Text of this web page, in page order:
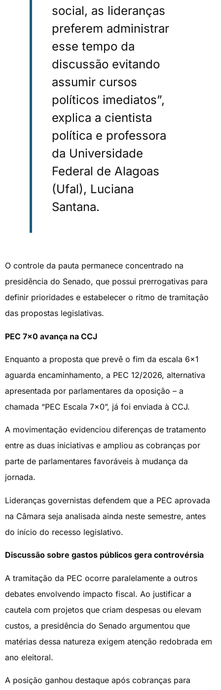
social, as lideranças
preferem administrar
esse tempo da
discussão evitando
assumir cursos
políticos imediatos”,
explica a cientista
política e professora
da Universidade
Federal de Alagoas
(Ufal), Luciana
Santana.
O controle da pauta permanece concentrado na
presidência do Senado, que possui prerrogativas para
definir prioridades e estabelecer o ritmo de tramitação
das propostas legislativas.
PEC 7×0 avança na CCJ
Enquanto a proposta que prevê o fim da escala 6×1
aguarda encaminhamento, a PEC 12/2026, alternativa
apresentada por parlamentares da oposição – a
chamada “PEC Escala 7×0”, já foi enviada à CCJ.
A movimentação evidenciou diferenças de tratamento
entre as duas iniciativas e ampliou as cobranças por
parte de parlamentares favoráveis à mudança da
jornada.
Lideranças governistas defendem que a PEC aprovada
na Câmara seja analisada ainda neste semestre, antes
do início do recesso legislativo.
Discussão sobre gastos públicos gera controvérsia
A tramitação da PEC ocorre paralelamente a outros
debates envolvendo impacto fiscal. Ao justificar a
cautela com projetos que criam despesas ou elevam
custos, a presidência do Senado argumentou que
matérias dessa natureza exigem atenção redobrada em
ano eleitoral.
A posição ganhou destaque após cobranças para